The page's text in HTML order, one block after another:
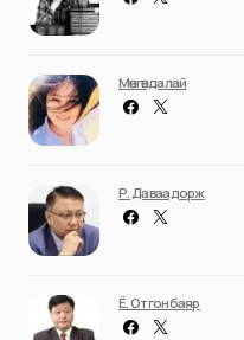
Мөнгөндалай
Р. Даваадорж
Ё. Отгонбаяр